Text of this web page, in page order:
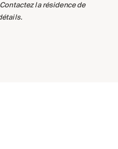
la résidence de